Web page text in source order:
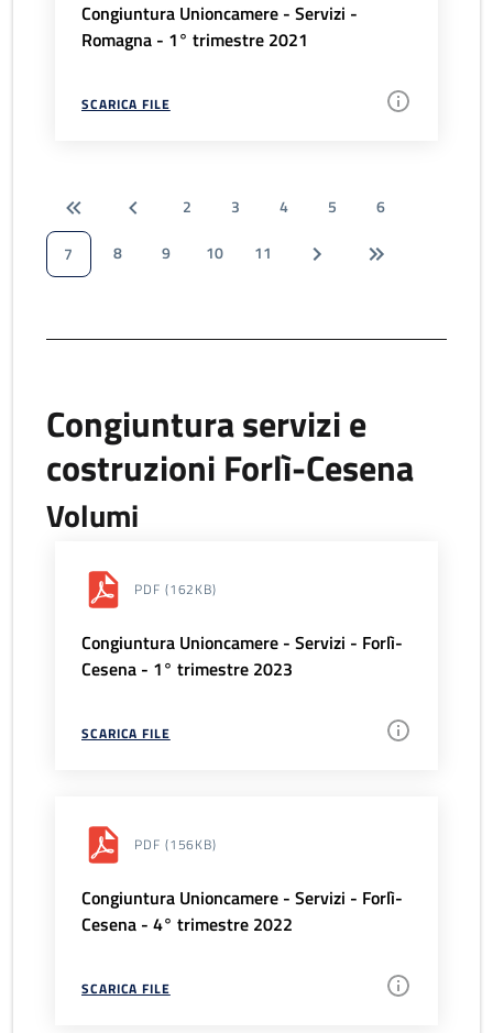
Congiuntura Unioncamere - Servizi -
Romagna - 1° trimestre 2021
SCARICA FILE
2 3 4 5
6
7
8 9 10 11
Congiuntura servizi e
costruzioni Forlì-Cesena
Volumi
PDF (162KB)
Congiuntura Unioncamere - Servizi - Forlì-
Cesena - 1° trimestre 2023
SCARICA FILE
PDF (156KB)
Congiuntura Unioncamere - Servizi - Forlì-
Cesena - 4° trimestre 2022
SCARICA FILE